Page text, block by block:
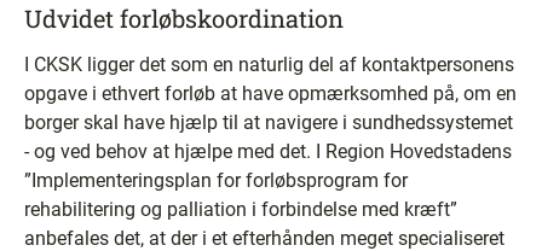
Udvidet forløbskoordination
I CKSK ligger det som en naturlig del af kontaktpersonens
opgave i ethvert forløb at have opmærksomhed på, om en
borger skal have hjælp til at navigere i sundhedssystemet
- og ved behov at hjælpe med det. I Region Hovedstadens
”Implementeringsplan for forløbsprogram for
rehabilitering og palliation i forbindelse med kræft”
anbefales det, at der i et efterhånden meget specialiseret